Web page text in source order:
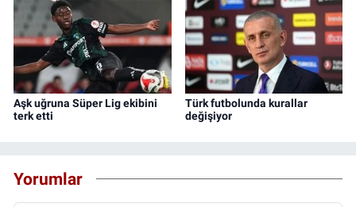
Aşk uğruna Süper Lig ekibini
terk etti
Türk futbolunda kurallar
değişiyor
Yorumlar